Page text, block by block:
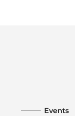
Events